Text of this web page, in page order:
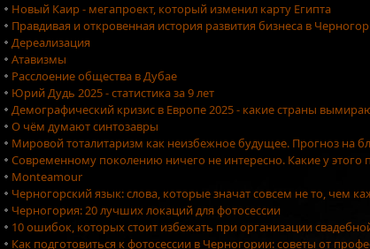
Новый Каир - мегапроект, который изменил карту Египта
Правдивая и откровенная история развития бизнеса в
Дереализация
Атавизмы
Расслоение общества в Дубае
Юрий Дудь 2025 - статистика за 9 лет
Демографический кризис в Европе 2025 - какие страны
О чём думают синтозавры
Мировой тоталитаризм как неизбежное будущее. Прогноз на
Современному поколению ничего не интересно. Какие у этого
Monteamour
Черногорский язык: слова, которые значат совсем не то, чем
Черногория: 20 лучших локаций для фотосессии
10 ошибок, которых стоит избежать при организации
Как подготовиться к фотосессии в Черногории: советы от